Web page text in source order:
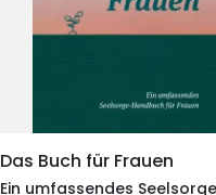
searchAPERÇU RAPIDE
Das Buch für Frauen
Ein umfassendes